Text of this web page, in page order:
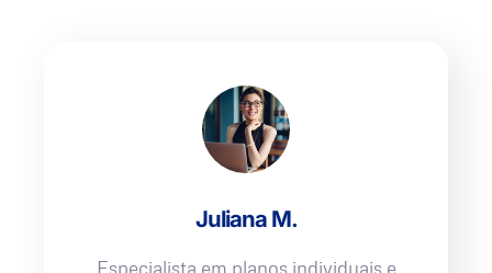
Juliana M.
Especialista em planos individuais e